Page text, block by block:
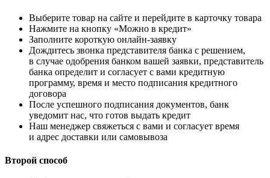
Выберите товар на сайте и перейдите в карточку товара
Нажмите на кнопку «Можно в кредит»
Заполните короткую онлайн-заявку
Дождитесь звонка представителя банка с решением,
в случае одобрения банком вашей заявки, представитель
банка определит и согласует с вами кредитную
программу, время и место подписания кредитного
договора
После успешного подписания документов, банк
уведомит нас, что готов выдать кредит
Наш менеджер свяжеться с вами и согласует время
и адрес доставки или самовывоза
Второй способ